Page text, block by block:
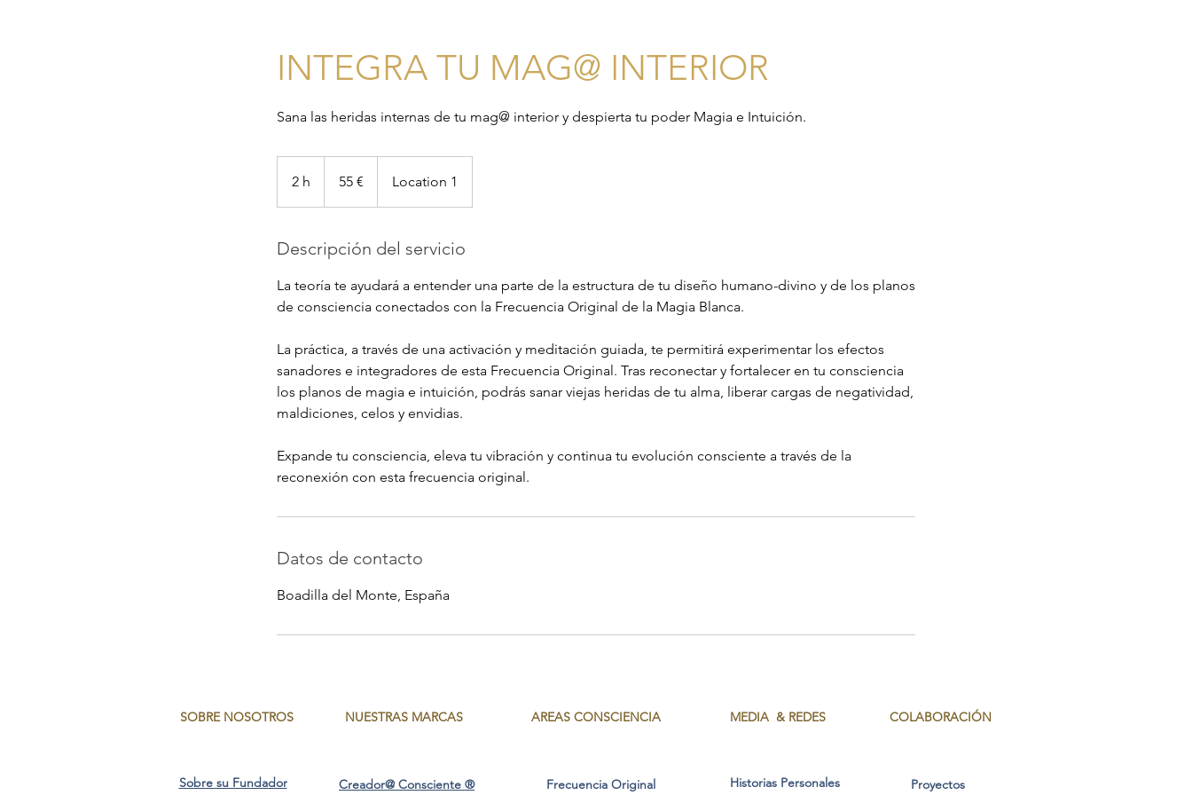
INTEGRA TU MAG@ INTERIOR
Sana las heridas internas de tu mag@ interior y despierta tu poder Magia e Intuición.
2 h 55 € Location 1
Descripción del servicio
La teoría te ayudará a entender una parte de la estructura de tu diseño humano-divino y de los planos
de consciencia conectados con la Frecuencia Original de la Magia Blanca.
La práctica, a través de una activación y meditación guiada, te permitirá experimentar los efectos
sanadores e integradores de esta Frecuencia Original. Tras reconectar y fortalecer en tu consciencia
los planos de magia e intuición, podrás sanar viejas heridas de tu alma, liberar cargas de negatividad,
maldiciones, celos y envidias.
Expande tu consciencia, eleva tu vibración y continua tu evolución consciente a través de la
reconexión con esta frecuencia original.
Datos de contacto
Boadilla del Monte, España
SOBRE NOSOTROS
Sobre su Fundador
NUESTRAS MARCAS
Creador@ Consciente ®
AREAS CONSCIENCIA
Frecuencia Original
MEDIA & REDES
Historias Personales
COLABORACIÓN
Proyectos